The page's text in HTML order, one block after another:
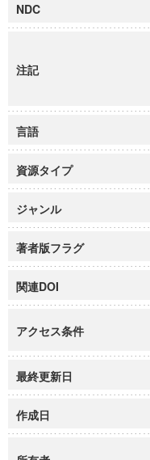
NDC
注記
言語
資源タイプ
ジャンル
著者版フラグ
関連DOI
アクセス条件
最終更新日
作成日